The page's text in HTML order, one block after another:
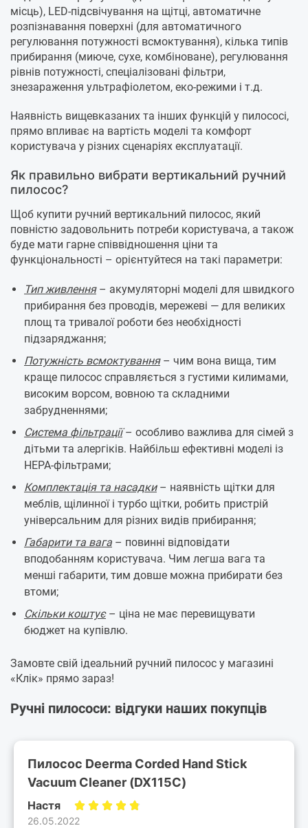
місць), LED-підсвічування на щітці, автоматичне
розпізнавання поверхні (для автоматичного
регулювання потужності всмоктування), кілька типів
прибирання (миюче, сухе, комбіноване), регулювання
рівнів потужності, спеціалізовані фільтри,
знезараження ультрафіолетом, еко-режими і т.д.
Наявність вищевказаних та інших функцій у пилососі,
прямо впливає на вартість моделі та комфорт
користувача у різних сценаріях експлуатації.
Як правильно вибрати вертикальний ручний
пилосос?
Щоб купити ручний вертикальний пилосос, який
повністю задовольнить потреби користувача, а також
буде мати гарне співвідношення ціни та
функціональності – орієнтуйтеся на такі параметри:
Тип живлення– акумуляторні моделі для швидкого
прибирання без проводів, мережеві — для великих
площ та тривалої роботи без необхідності
підзаряджання;
Потужність всмоктування– чим вона вища, тим
краще пилосос справляється з густими килимами,
високим ворсом, вовною та складними
забрудненнями;
Система фільтрації– особливо важлива для сімей з
дітьми та алергіків. Найбільш ефективні моделі із
HEPA-фільтрами;
Комплектація та насадки– наявність щітки для
меблів, щілинної і турбо щітки, робить пристрій
універсальним для різних видів прибирання;
Габарити та вага – повинні відповідати
вподобанням користувача. Чим легша вага та
менші габарити, тим довше можна прибирати без
втоми;
Скільки коштує– ціна не має перевищувати
бюджет на купівлю.
Замовте свій ідеальний ручний пилосос у магазині
«Клік» прямо зараз!
Ручні пилососи: відгуки наших покупців
Пилосос Deerma Corded Hand Stick
Vacuum Cleaner (DX115C)
Настя
26.05.2022